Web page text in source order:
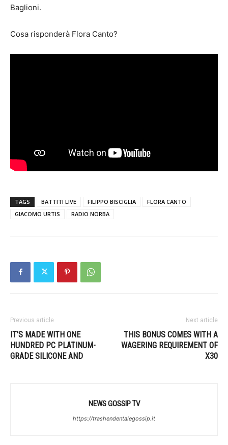
Baglioni.
Cosa risponderà Flora Canto?
TAGS BATTITI LIVE FILIPPO BISCIGLIA
FLORA CANTO
GIACOMO URTIS
RADIO NORBA
Previous article
IT’S MADE WITH ONE
HUNDRED PC PLATINUM-
GRADE SILICONE AND
Next article
THIS BONUS COMES WITH A
WAGERING REQUIREMENT OF
X30
NEWS GOSSIP TV
https://trashendentalegossip.it